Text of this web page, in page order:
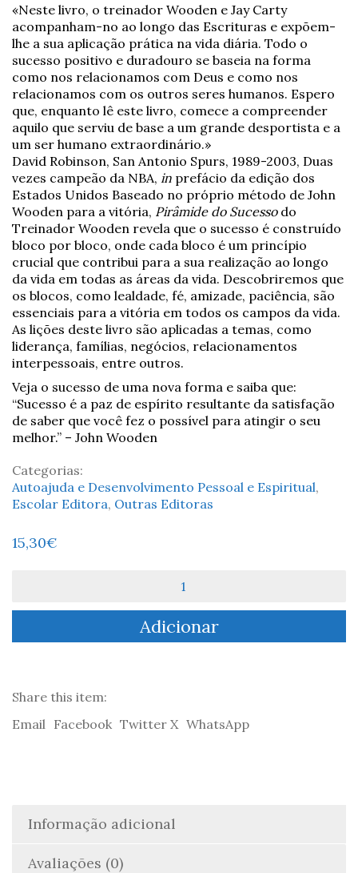
«Neste livro, o treinador Wooden e Jay Carty
acompanham-no ao longo das Escrituras e expõem-
lhe a sua aplicação prática na vida diária. Todo o
sucesso positivo e duradouro se baseia na forma
como nos relacionamos com Deus e como nos
relacionamos com os outros seres humanos. Espero
que, enquanto lê este livro, comece a compreender
aquilo que serviu de base a um grande desportista e a
um ser humano extraordinário.»
David Robinson, San Antonio Spurs, 1989-2003, Duas
vezes campeão da NBA, in prefácio da edição dos
Estados Unidos Baseado no próprio método de John
Wooden para a vitória, Pirâmide do Sucessodo
Treinador Wooden revela que o sucesso é construído
bloco por bloco, onde cada bloco é um princípio
crucial que contribui para a sua realização ao longo
da vida em todas as áreas da vida. Descobriremos que
os blocos, como lealdade, fé, amizade, paciência, são
essenciais para a vitória em todos os campos da vida.
As lições deste livro são aplicadas a temas, como
liderança, famílias, negócios, relacionamentos
interpessoais, entre outros.
Veja o sucesso de uma nova forma e saiba que:
“Sucesso é a paz de espírito resultante da satisfação
de saber que você fez o possível para atingir o seu
melhor.” – John Wooden
Categorias:
Autoajuda e Desenvolvimento Pessoal e Espiritual,
Escolar Editora, Outras Editoras
15,30€
Treinador
Pirâmide
-
Wooden
Adicionar
Share this item:
Email Facebook Twitter X WhatsApp
Informação adicional
Avaliações (0)